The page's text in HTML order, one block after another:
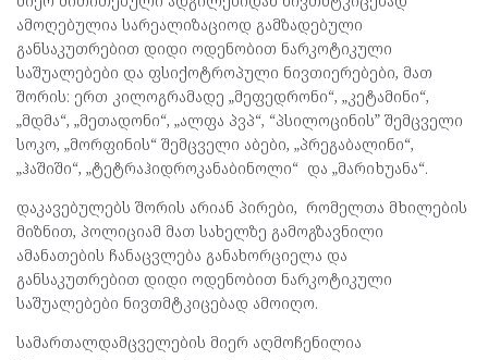
ამოღებულია სარეალიზაციოდ გამზადებული
განსაკუთრებით დიდი ოდენობით ნარკოტიკული
საშუალებები და ფსიქოტროპული ნივთიერებები, მათ
შორის: ერთ კილოგრამადე „მეფედრონი“, „კეტამინი“,
„მდმა“, „მეთადონი“, „ალფა პვპ“, “პსილოცინის” შემცველი
სოკო, „მორფინის“ შემცველი აბები, „პრეგაბალინი“,
„ჰაშიში“, „ტეტრაჰიდროკანაბინოლი“ და „მარიხუანა“.
დაკავებულებს შორის არიან პირები, რომელთა მხილების
მიზნით, პოლიციამ მათ სახელზე გამოგზავნილი
ამანათების ჩანაცვლება განახორციელა და
განსაკუთრებით დიდი ოდენობით ნარკოტიკული
საშუალებები ნივთმტკიცებად ამოიღო.
სამართალდამცველების მიერ აღმოჩენილია